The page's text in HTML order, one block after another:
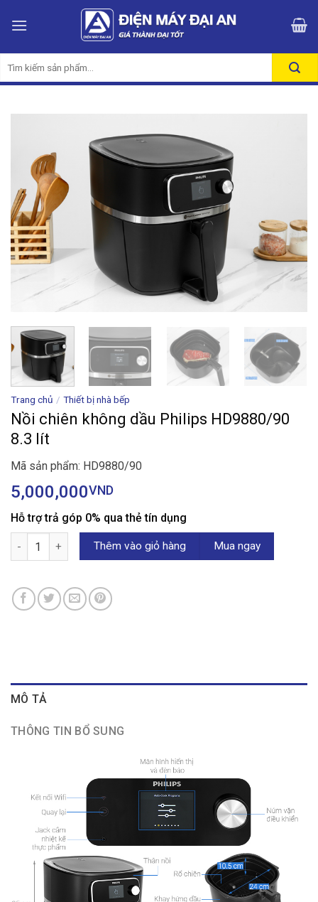
kiếm:
Trang chủ / Thiết bị nhà bếp
Nồi chiên không dầu Philips HD9880/90
8.3 lít
Mã sản phẩm: HD9880/90
5,000,000VND
Hỗ trợ trả góp 0% qua thẻ tín dụng
Nồi chiên không dầu Philips HD9880/90 8.3 lít số lượng
Thêm vào giỏ hàng Mua ngay
MÔ TẢ
THÔNG TIN BỔ SUNG